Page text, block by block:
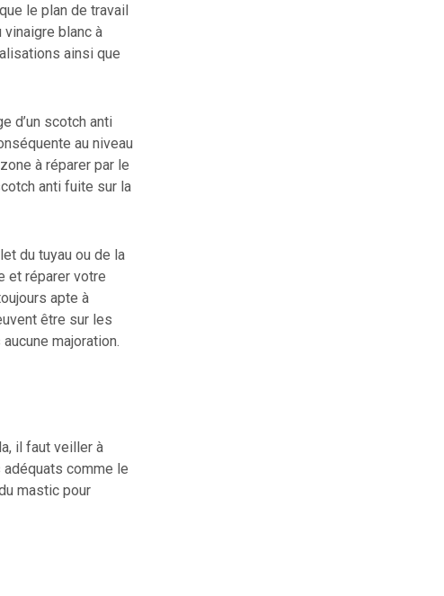
le plan de travail
blanc à
ainsi que
d’un scotch anti
au niveau
à réparer par le
anti fuite sur la
du tuyau ou de la
et réparer votre
apte à
être sur les
majoration.
il faut veiller à
comme le
mastic pour